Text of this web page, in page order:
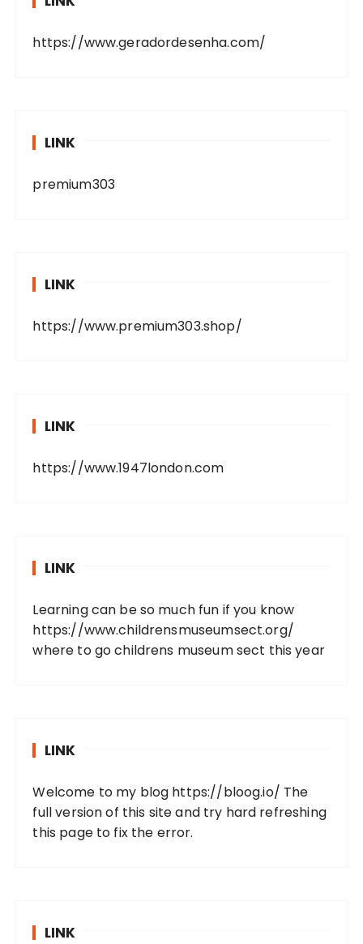
https://www.geradordesenha.com/
LINK
premium303
LINK
https://www.premium303.shop/
LINK
https://www.1947london.com
LINK
Learning can be so much fun if you know
https://www.childrensmuseumsect.org/
where to go childrens museum sect this year
LINK
Welcome to my blog https://bloog.io/ The
full version of this site and try hard refreshing
this page to fix the error.
LINK